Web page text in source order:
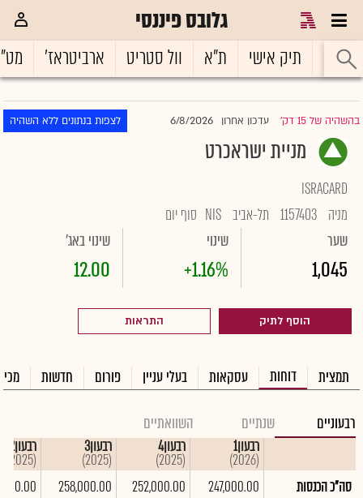
גלובס פיננסי
ראשי תיק אישי ת"א וול סטריט ארביטראז'
בהשהיה של 15 דק' |עדכון אחרון 6/8/2026 לצפות בנתונים ללא השהיה
מניית ישראכרט
ISRACARD
מניה 1157403 תל-אביב NIS סוף יום
שער
1,045
שינוי
+1.16%
שינוי באג'
12.00
הוסף לתיק התראות
תמצית דוחות עסקאות בעלי עניין פורום חדשות
רבעוניים שנתיים השוואתיים
רבעון1
(2026)
רבעון4
(2025)
רבעון3
(2025)
רבעון2
(2025)
סה"כ הכנסות
247,000.00
252,000.00
258,000.00